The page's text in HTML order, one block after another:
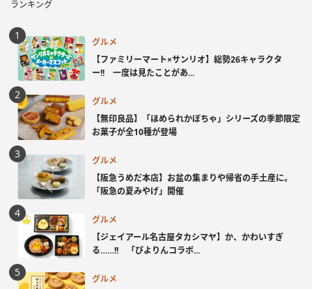
ランキング
グルメ
【ファミリーマート×サンリオ】総勢26キャラクタ
ー!! 一度は見たことがあ...
グルメ
【無印良品】「ほめられかぼちゃ」シリーズの季節限定
お菓子が全10種が登場
グルメ
【阪急うめだ本店】お盆の集まりや帰省の手土産に。
「阪急の夏みやげ」開催
グルメ
【ジェイアール名古屋タカシマヤ】か、かわいすぎ
る……!! 「ぴよりんコラボ...
グルメ